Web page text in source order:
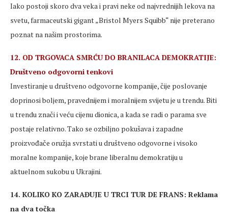
Iako postoji skoro dva veka i pravi neke od najvrednijih lekova na
svetu, farmaceutski gigant „Bristol Myers Squibb“ nije preterano
poznat na našim prostorima.
12. OD TRGOVACA SMRĆU DO BRANILACA DEMOKRATIJE:
Društveno odgovorni tenkovi
Investiranje u društveno odgovorne kompanije, čije poslovanje
doprinosi boljem, pravednijem i moralnijem svijetu je u trendu. Biti
u trendu znači i veću cijenu dionica, a kada se radi o parama sve
postaje relativno. Tako se ozbiljno pokušava i zapadne
proizvođače oružja svrstati u društveno odgovorne i visoko
moralne kompanije, koje brane liberalnu demokratiju u
aktuelnom sukobu u Ukrajini.
14. KOLIKO KO ZARAĐUJE U TRCI TUR DE FRANS: Reklama
na dva točka